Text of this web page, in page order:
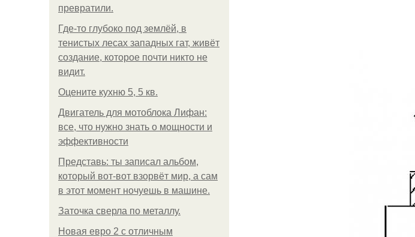
превратили.
Где-то глубоко под землёй, в
тенистых лесах западных гат, живёт
создание, которое почти никто не
видит.
Оцените кухню 5, 5 кв.
Двигатель для мотоблока Лифан:
все, что нужно знать о мощности и
эффективности
Представь: ты записал альбом,
который вот-вот взорвёт мир, а сам
в этот момент ночуешь в машине.
Заточка сверла по металлу.
Новая евро 2 с отличным